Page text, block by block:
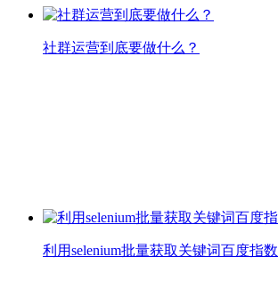
社群运营到底要做什么？
利用selenium批量获取关键词百度指数